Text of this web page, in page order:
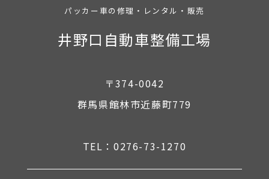
パッカー車の修理・レンタル・販売
井野口自動車整備工場
〒374-0042
群馬県館林市近藤町779
TEL：0276-73-1270